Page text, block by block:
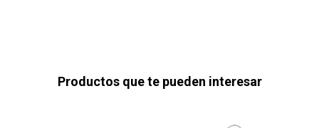
Productos que te pueden interesar